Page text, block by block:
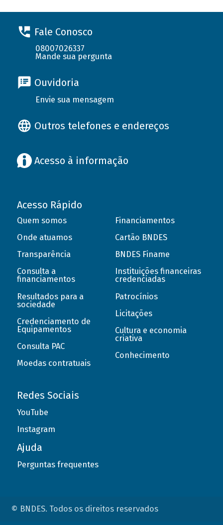
Fale Conosco
08007026337
Mande sua pergunta
Ouvidoria
Envie sua mensagem
Outros telefones e endereços
Acesso à informação
Acesso Rápido
Quem somos
Onde atuamos
Transparência
Consulta a
financiamentos
Resultados para a
sociedade
Credenciamento de
Equipamentos
Consulta PAC
Moedas contratuais
Financiamentos
Cartão BNDES
BNDES Finame
Instituições financeiras
credenciadas
Patrocínios
Licitações
Cultura e economia
criativa
Conhecimento
Redes Sociais
YouTube
Instagram
Ajuda
Perguntas frequentes
© BNDES. Todos os direitos reservados